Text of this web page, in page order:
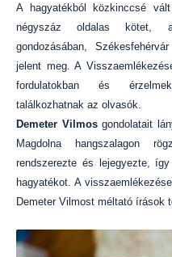
A hagyatékból közkinccsé
négyszáz oldalas kötet,
gondozásában,
jelent meg. A
fordulatokban és
találkozhatnak az olvasók.
Demeter Vilmosgondolatait
Magdolna hangszalagon
rendszerezte és lejegyezte,
hagyatékot. A
Demeter Vilmost méltató írások